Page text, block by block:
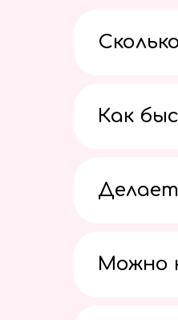
Как
Можно